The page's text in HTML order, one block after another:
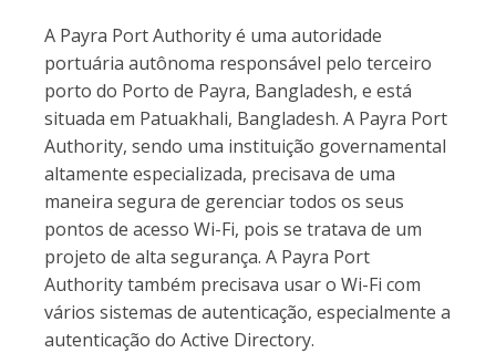
A Payra Port Authority é uma autoridade
portuária autônoma responsável pelo terceiro
porto do Porto de Payra, Bangladesh, e está
situada em Patuakhali, Bangladesh. A Payra Port
Authority, sendo uma instituição governamental
altamente especializada, precisava de uma
maneira segura de gerenciar todos os seus
pontos de acesso Wi-Fi, pois se tratava de um
projeto de alta segurança. A Payra Port
Authority também precisava usar o Wi-Fi com
vários sistemas de autenticação, especialmente a
autenticação do Active Directory.